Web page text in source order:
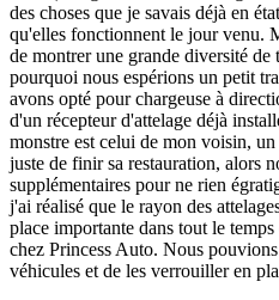
des choses que je savais déjà en
qu'elles fonctionnent le jour venu.
de montrer une grande diversité de
pourquoi nous espérions un petit
avons opté pour chargeuse à
d'un récepteur d'attelage déjà
monstre est celui de mon voisin,
juste de finir sa restauration, alors
supplémentaires pour ne rien
j'ai réalisé que le rayon des
place importante dans tout le
chez Princess Auto. Nous
véhicules et de les verrouiller en